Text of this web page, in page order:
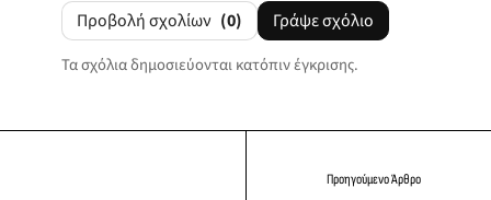
Προβολή σχολίων (0) Γράψε σχόλιο
Τα σχόλια δημοσιεύονται κατόπιν έγκρισης.
Προηγούμενο Άρθρο